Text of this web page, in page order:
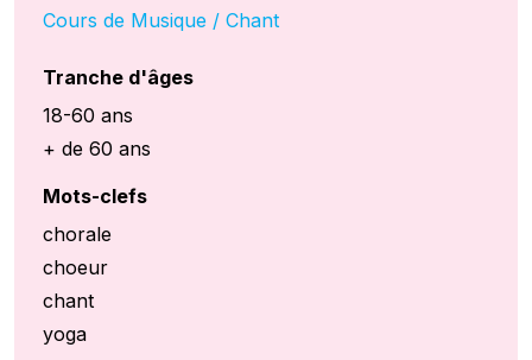
Cours de Musique / Chant
Tranche d'âges
18-60 ans
+ de 60 ans
Mots-clefs
chorale
choeur
chant
yoga